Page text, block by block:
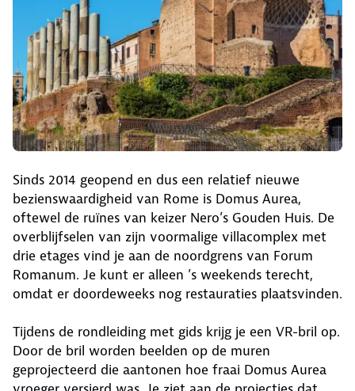
Sinds 2014 geopend en dus een relatief nieuwe
bezienswaardigheid van Rome is Domus Aurea,
oftewel de ruïnes van keizer Nero’s Gouden Huis. De
overblijfselen van zijn voormalige villacomplex met
drie etages vind je aan de noordgrens van Forum
Romanum. Je kunt er alleen ’s weekends terecht,
omdat er doordeweeks nog restauraties plaatsvinden.
Tijdens de rondleiding met gids krijg je een VR-bril op.
Door de bril worden beelden op de muren
geprojecteerd die aantonen hoe fraai Domus Aurea